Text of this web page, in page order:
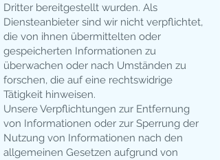
Dritter bereitgestellt wurden. Als
Diensteanbieter sind wir nicht verpflichtet,
die von ihnen übermittelten oder
gespeicherten Informationen zu
überwachen oder nach Umständen zu
forschen, die auf eine rechtswidrige
Tätigkeit hinweisen.
Unsere Verpflichtungen zur Entfernung
von Informationen oder zur Sperrung der
Nutzung von Informationen nach den
allgemeinen Gesetzen aufgrund von